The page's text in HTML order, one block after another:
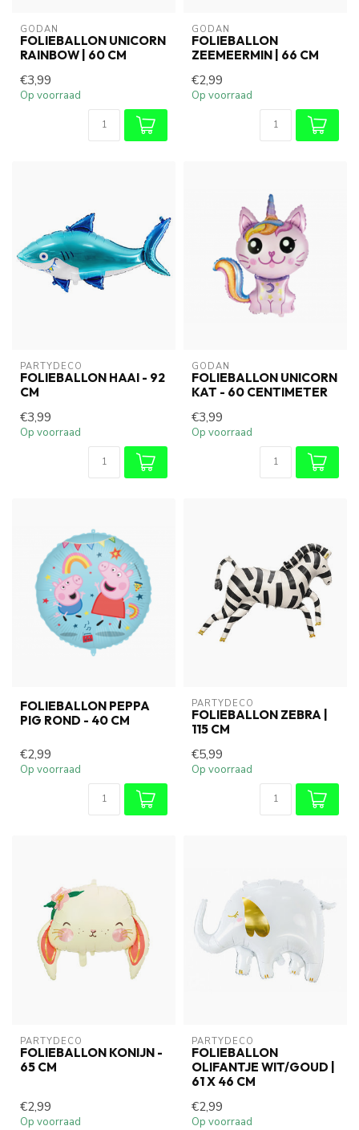
GODAN
FOLIEBALLON UNICORN
RAINBOW | 60 CM
€3,99
Op voorraad
GODAN
FOLIEBALLON
ZEEMEERMIN | 66 CM
€2,99
Op voorraad
PARTYDECO
FOLIEBALLON HAAI - 92
CM
€3,99
Op voorraad
GODAN
FOLIEBALLON UNICORN
KAT - 60 CENTIMETER
€3,99
Op voorraad
FOLIEBALLON PEPPA
PIG ROND - 40 CM
€2,99
Op voorraad
PARTYDECO
FOLIEBALLON ZEBRA |
115 CM
€5,99
Op voorraad
PARTYDECO
FOLIEBALLON KONIJN -
65 CM
€2,99
Op voorraad
PARTYDECO
FOLIEBALLON
OLIFANTJE WIT/GOUD |
61 X 46 CM
€2,99
Op voorraad